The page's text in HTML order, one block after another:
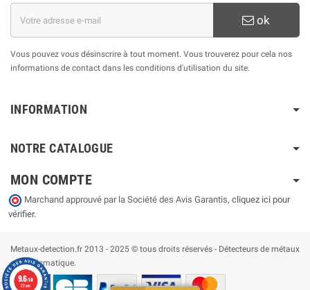
ok
Vous pouvez vous désinscrire à tout moment. Vous trouverez pour cela nos
informations de contact dans les conditions d'utilisation du site.
INFORMATION
NOTRE CATALOGUE
MON COMPTE
Marchand approuvé par la Société des Avis Garantis, cliquez ici pour
vérifier.
Metaux-detection.fr 2013 - 2025 © tous droits réservés - Détecteurs de métaux
et numismatique.
9.6/10
22 avis